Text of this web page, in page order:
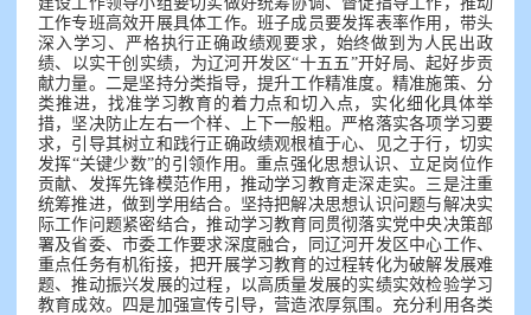
工作专班高效开展具体工作。班子成员要发挥表率作用，带头
深入学习、严格执行正确政绩观要求，始终做到为人民出政
绩、以实干创实绩，为辽河开发区“十五五”开好局、起好步贡
献力量。二是坚持分类指导，提升工作精准度。精准施策、分
类推进，找准学习教育的着力点和切入点，实化细化具体举
措，坚决防止左右一个样、上下一般粗。严格落实各项学习要
求，引导其树立和践行正确政绩观根植于心、见之于行，切实
发挥“关键少数”的引领作用。重点强化思想认识、立足岗位作
贡献、发挥先锋模范作用，推动学习教育走深走实。三是注重
统筹推进，做到学用结合。坚持把解决思想认识问题与解决实
际工作问题紧密结合，推动学习教育同贯彻落实党中央决策部
署及省委、市委工作要求深度融合，同辽河开发区中心工作、
重点任务有机衔接，把开展学习教育的过程转化为破解发展难
题、推动振兴发展的过程，以高质量发展的实绩实效检验学习
教育成效。四是加强宣传引导，营造浓厚氛围。充分利用各类